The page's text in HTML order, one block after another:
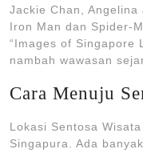
Jackie Chan,
Iron Man dan Spider-
“Images of Singapore
nambah wawasan
Cara Menuju
Lokasi Sentosa
Singapura. Ada